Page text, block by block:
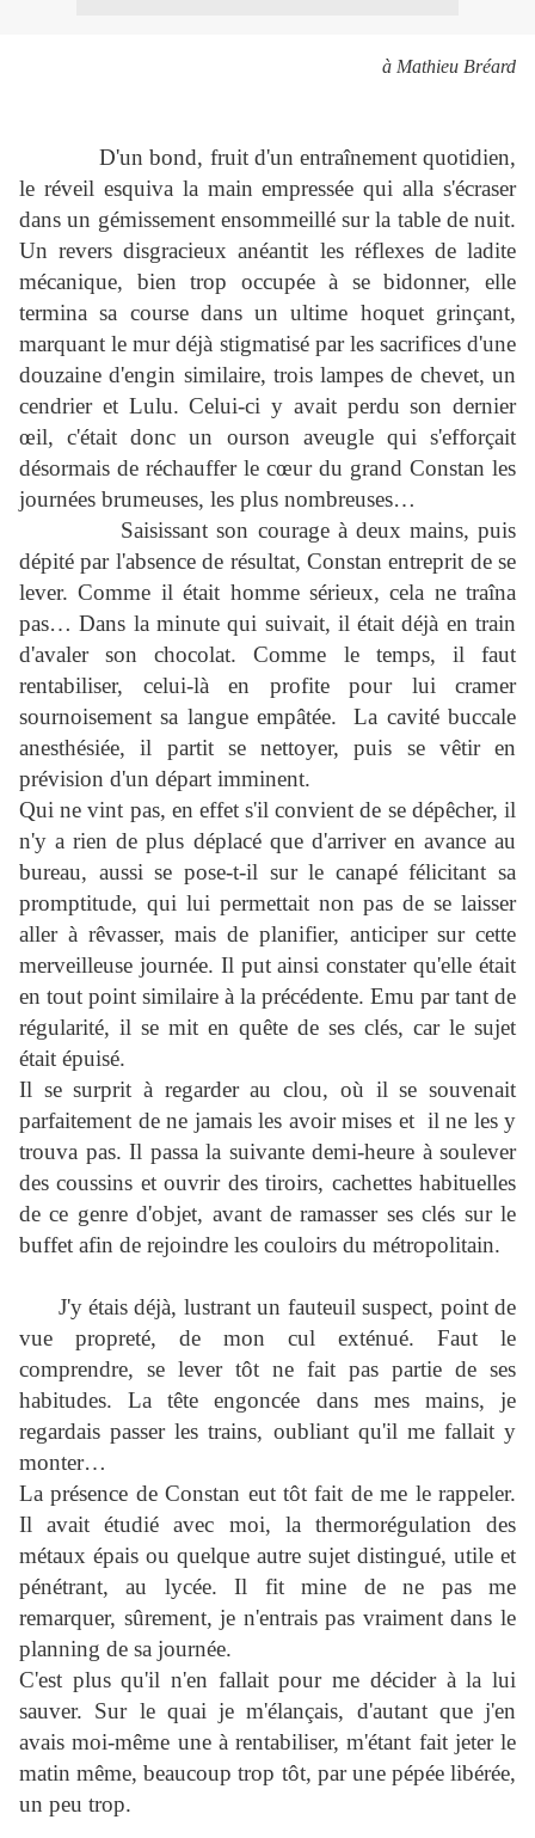
à Mathieu Bréard
D'un bond, fruit d'un entraînement quotidien,
le réveil esquiva la main empressée qui alla s'écraser
dans un gémissement ensommeillé sur la table de nuit.
Un revers disgracieux anéantit les réflexes de ladite
mécanique, bien trop occupée à se bidonner, elle
termina sa course dans un ultime hoquet grinçant,
marquant le mur déjà stigmatisé par les sacrifices d'une
douzaine d'engin similaire, trois lampes de chevet, un
cendrier et Lulu. Celui-ci y avait perdu son dernier
œil, c'était donc un ourson aveugle qui s'efforçait
désormais de réchauffer le cœur du grand Constan les
journées brumeuses, les plus nombreuses…
Saisissant son courage à deux mains, puis
dépité par l'absence de résultat, Constan entreprit de se
lever. Comme il était homme sérieux, cela ne traîna
pas… Dans la minute qui suivait, il était déjà en train
d'avaler son chocolat. Comme le temps, il faut
rentabiliser, celui-là en profite pour lui cramer
sournoisement sa langue empâtée. La cavité buccale
anesthésiée, il partit se nettoyer, puis se vêtir en
prévision d'un départ imminent.
Qui ne vint pas, en effet s'il convient de se dépêcher, il
n'y a rien de plus déplacé que d'arriver en avance au
bureau, aussi se pose-t-il sur le canapé félicitant sa
promptitude, qui lui permettait non pas de se laisser
aller à rêvasser, mais de planifier, anticiper sur cette
merveilleuse journée. Il put ainsi constater qu'elle était
en tout point similaire à la précédente. Emu par tant de
régularité, il se mit en quête de ses clés, car le sujet
était épuisé.
Il se surprit à regarder au clou, où il se souvenait
parfaitement de ne jamais les avoir mises et il ne les y
trouva pas. Il passa la suivante demi-heure à soulever
des coussins et ouvrir des tiroirs, cachettes habituelles
de ce genre d'objet, avant de ramasser ses clés sur le
buffet afin de rejoindre les couloirs du métropolitain.
J'y étais déjà, lustrant un fauteuil suspect, point de
vue propreté, de mon cul exténué. Faut le
comprendre, se lever tôt ne fait pas partie de ses
habitudes. La tête engoncée dans mes mains, je
regardais passer les trains, oubliant qu'il me fallait y
monter…
La présence de Constan eut tôt fait de me le rappeler.
Il avait étudié avec moi, la thermorégulation des
métaux épais ou quelque autre sujet distingué, utile et
pénétrant, au lycée. Il fit mine de ne pas me
remarquer, sûrement, je n'entrais pas vraiment dans le
planning de sa journée.
C'est plus qu'il n'en fallait pour me décider à la lui
sauver. Sur le quai je m'élançais, d'autant que j'en
avais moi-même une à rentabiliser, m'étant fait jeter le
matin même, beaucoup trop tôt, par une pépée libérée,
un peu trop.